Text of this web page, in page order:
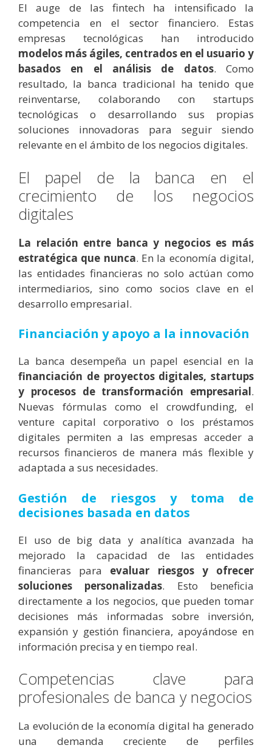
El auge de las fintech ha intensificado la
competencia en el sector financiero. Estas
empresas tecnológicas han introducido
modelos más ágiles, centrados en el usuario y
basados en el análisis de datos. Como
resultado, la banca tradicional ha tenido que
reinventarse, colaborando con startups
tecnológicas o desarrollando sus propias
soluciones innovadoras para seguir siendo
relevante en el ámbito de los negocios digitales.
El papel de la banca en el
crecimiento de los negocios
digitales
La relación entre banca y negocios es más
estratégica que nunca. En la economía digital,
las entidades financieras no solo actúan como
intermediarios, sino como socios clave en el
desarrollo empresarial.
Financiación y apoyo a la innovación
La banca desempeña un papel esencial en la
financiación de proyectos digitales, startups
y procesos de transformación empresarial.
Nuevas fórmulas como el crowdfunding, el
venture capital corporativo o los préstamos
digitales permiten a las empresas acceder a
recursos financieros de manera más flexible y
adaptada a sus necesidades.
Gestión de riesgos y toma de
decisiones basada en datos
El uso de big data y analítica avanzada ha
mejorado la capacidad de las entidades
financieras para evaluar riesgos y ofrecer
soluciones personalizadas. Esto beneficia
directamente a los negocios, que pueden tomar
decisiones más informadas sobre inversión,
expansión y gestión financiera, apoyándose en
información precisa y en tiempo real.
Competencias clave para
profesionales de banca y negocios
La evolución de la economía digital ha generado
una demanda creciente de perfiles